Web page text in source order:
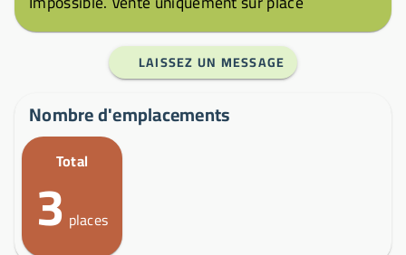
LAISSEZ UN MESSAGE
Nombre d'emplacements
Total
3 places